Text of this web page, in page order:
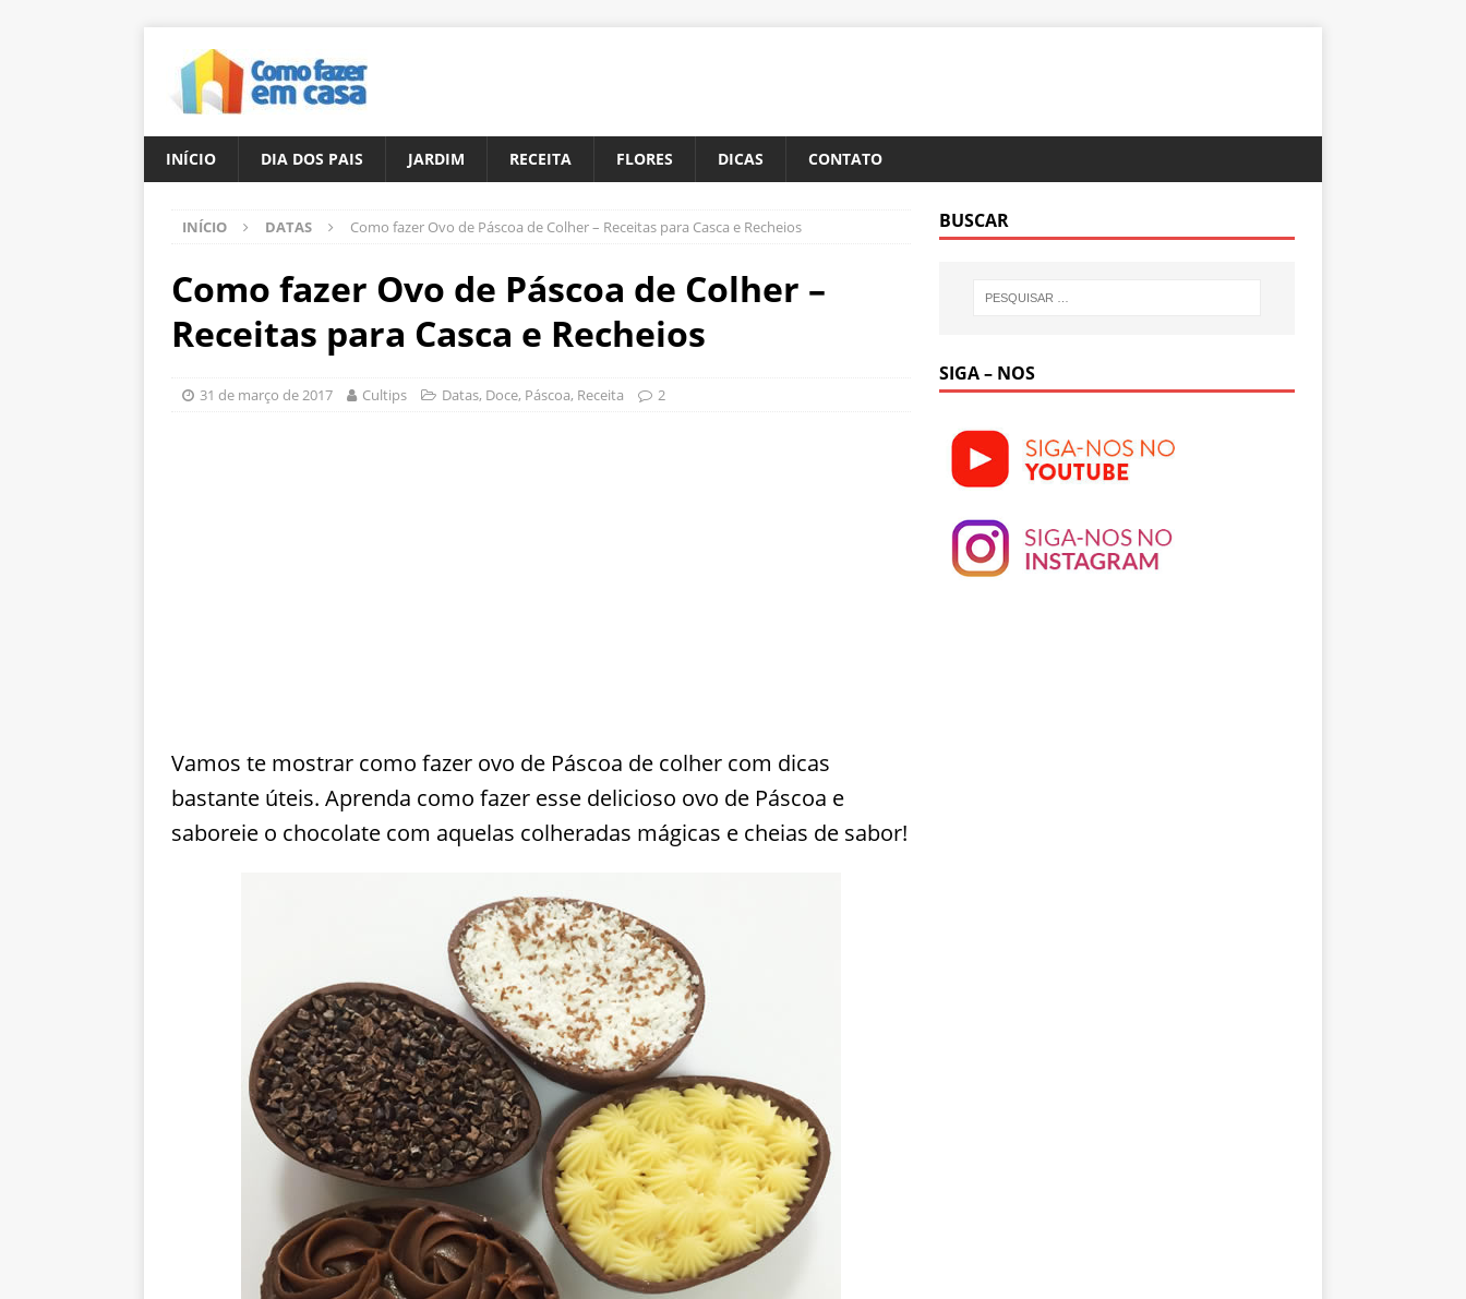
INÍCIO DIA DOS PAIS JARDIM RECEITA FLORES DICAS CONTATO
INÍCIO DATAS Como fazer Ovo de Páscoa de Colher – Receitas para Casca e Recheios
Como fazer Ovo de Páscoa de Colher –
Receitas para Casca e Recheios
31 de março de 2017 Cultips Datas, Doce, Páscoa, Receita 2
Vamos te mostrar como fazer ovo de Páscoa de colher com dicas
bastante úteis. Aprenda como fazer esse delicioso ovo de Páscoa e
saboreie o chocolate com aquelas colheradas mágicas e cheias de sabor!
BUSCAR
SIGA – NOS